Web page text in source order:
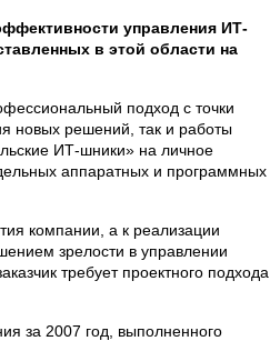
управления ИТ-
в этой области на
подход с точки
новых решений, так и работы
ИТ-шники» на личное
аппаратных и программных
компании, а к реализации
зрелости в управлении
требует проектного подхода
за 2007 год, выполненного